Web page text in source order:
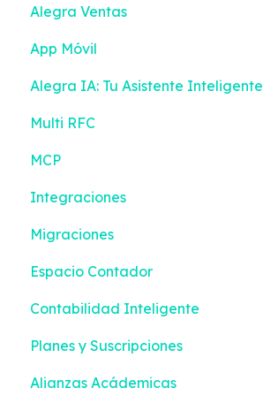
Gastos
Contactos
Inventario
Bancos
Contabilidad
Reportes Inteligentes
Configuración
Facturación Electrónica
Mis Tareas
Vender
Ingresos
Turnos
Gestión de efectivo
Devoluciones
Contactos
Inventario
Compras
Configuración
Facturación Electrónica
Alegra Ventas
App Móvil
Alegra IA: Tu Asistente Inteligente
Multi RFC
MCP
Integraciones
Migraciones
Espacio Contador
Contabilidad Inteligente
Planes y Suscripciones
Alianzas Acádemicas